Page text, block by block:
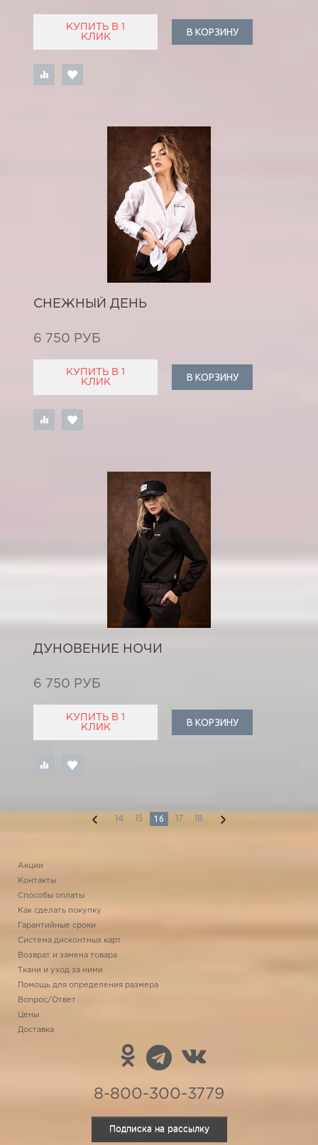
КУПИТЬ В 1
КЛИК
В КОРЗИНУ
СНЕЖНЫЙ ДЕНЬ
6 750 РУБ
КУПИТЬ В 1
КЛИК
В КОРЗИНУ
ДУНОВЕНИЕ НОЧИ
6 750 РУБ
КУПИТЬ В 1
КЛИК
В КОРЗИНУ
14 15 16 17 18
Акции
Контакты
Способы оплаты
Как сделать покупку
Гарантийные сроки
Система дисконтных карт
Возврат и замена товара
Ткани и уход за ними
Помощь для определения размера
Вопрос/Ответ
Цены
Доставка
8-800-300-3779
Подписка на рассылку